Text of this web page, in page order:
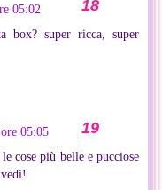
05:02
box? super ricca, super
05:05
cose più belle e pucciose